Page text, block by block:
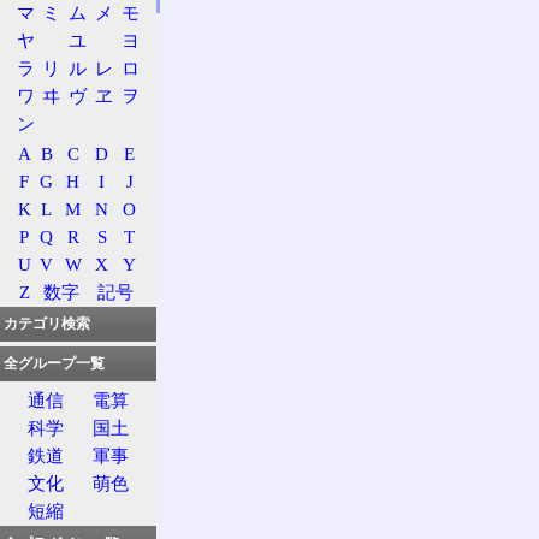
マ ミ ム メ
モ
ヤ
ユ
ヨ
ラ
リ ル レ ロ
ワ ヰ ヴ ヱ
ヲ
ン
A B C D
E
F G H I
J
K L M N
O
P Q R S
T
U V W X
Y
Z
数字 記号
カテゴリ検索
全グループ一覧
通信
電算
科学
国土
鉄道
軍事
文化
萌色
短縮